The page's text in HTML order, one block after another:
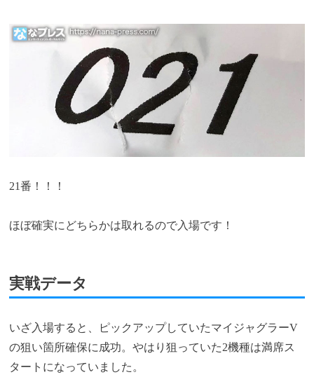
21番！！！
ほぼ確実にどちらかは取れるので入場です！
実戦データ
いざ入場すると、ピックアップしていたマイジャグラーV
の狙い箇所確保に成功。やはり狙っていた2機種は満席ス
タートになっていました。